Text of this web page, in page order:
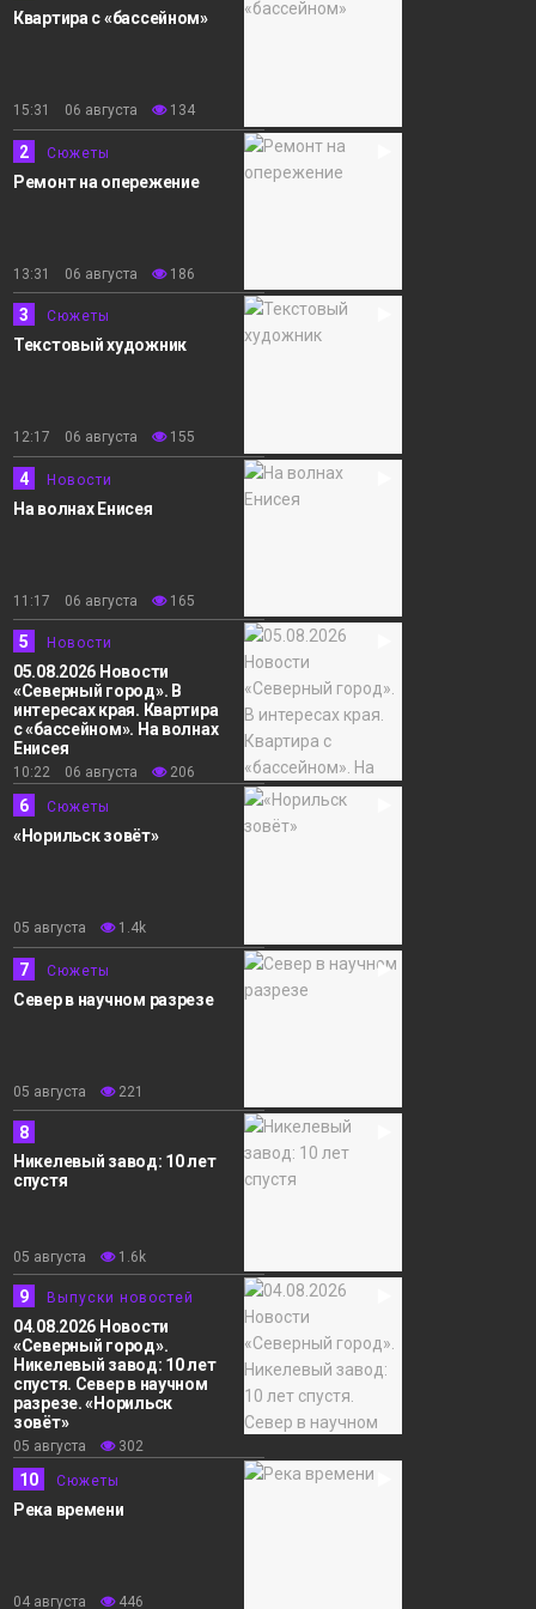
Квартира с «бассейном»
15:31 06 августа 134
2 Сюжеты
Ремонт на опережение
13:31 06 августа 186
3 Сюжеты
Текстовый художник
12:17 06 августа 155
4 Новости
На волнах Енисея
11:17 06 августа 165
5 Новости
05.08.2026 Новости
«Северный город». В
интересах края. Квартира
с «бассейном». На волнах
Енисея
10:22 06 августа 206
6 Сюжеты
«Норильск зовёт»
05 августа 1.4k
7 Сюжеты
Север в научном разрезе
05 августа 221
8
Никелевый завод: 10 лет
спустя
05 августа 1.6k
9 Выпуски новостей
04.08.2026 Новости
«Северный город».
Никелевый завод: 10 лет
спустя. Север в научном
разрезе. «Норильск
зовёт»
05 августа 302
10 Сюжеты
Река времени
04 августа 446